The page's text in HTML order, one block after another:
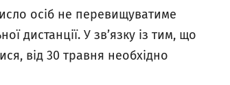
осіб не перевищуватиме
дистанції. У зв’язку із тим, що
від 30 травня необхідно